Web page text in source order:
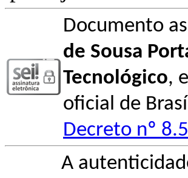
Documento
de Sousa
Tecnológico,
oficial de
Decreto nº
A